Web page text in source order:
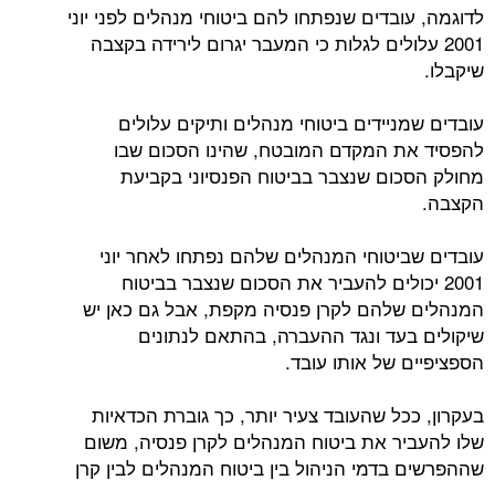
לדוגמה, עובדים שנפתחו להם ביטוחי מנהלים לפני יוני
2001 עלולים לגלות כי המעבר יגרום לירידה בקצבה
שיקבלו.
עובדים שמניידים ביטוחי מנהלים ותיקים עלולים
להפסיד את המקדם המובטח, שהינו הסכום שבו
מחולק הסכום שנצבר בביטוח הפנסיוני בקביעת
הקצבה.
עובדים שביטוחי המנהלים שלהם נפתחו לאחר יוני
2001 יכולים להעביר את הסכום שנצבר בביטוח
המנהלים שלהם לקרן פנסיה מקפת, אבל גם כאן יש
שיקולים בעד ונגד ההעברה, בהתאם לנתונים
הספציפיים של אותו עובד.
בעקרון, ככל שהעובד צעיר יותר, כך גוברת הכדאיות
שלו להעביר את ביטוח המנהלים לקרן פנסיה, משום
שההפרשים בדמי הניהול בין ביטוח המנהלים לבין קרן